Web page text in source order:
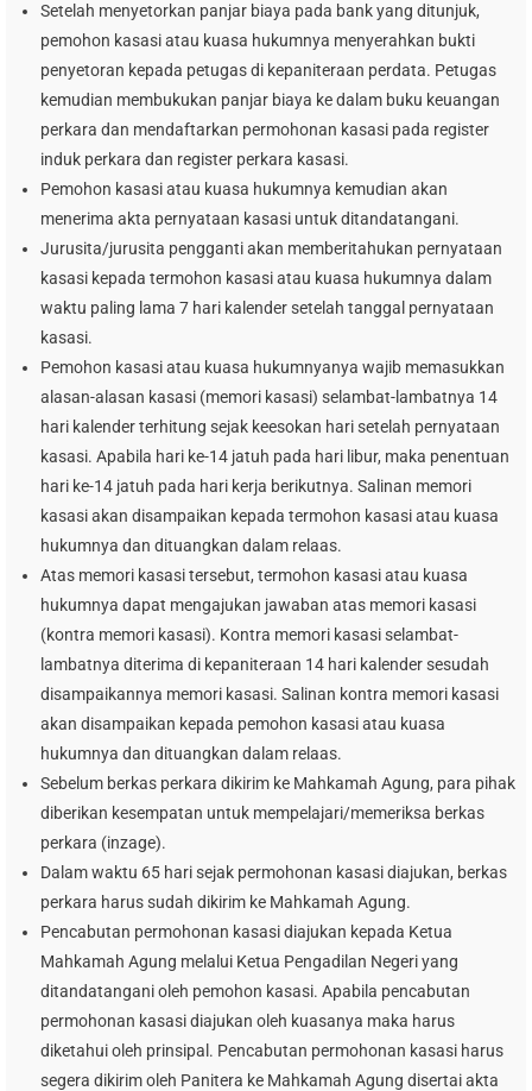
Setelah menyetorkan panjar biaya pada bank yang ditunjuk,
pemohon kasasi atau kuasa hukumnya menyerahkan bukti
penyetoran kepada petugas di kepaniteraan perdata. Petugas
kemudian membukukan panjar biaya ke dalam buku keuangan
perkara dan mendaftarkan permohonan kasasi pada register
induk perkara dan register perkara kasasi.
Pemohon kasasi atau kuasa hukumnya kemudian akan
menerima akta pernyataan kasasi untuk ditandatangani.
Jurusita/jurusita pengganti akan memberitahukan pernyataan
kasasi kepada termohon kasasi atau kuasa hukumnya dalam
waktu paling lama 7 hari kalender setelah tanggal pernyataan
kasasi.
Pemohon kasasi atau kuasa hukumnyanya wajib memasukkan
alasan-alasan kasasi (memori kasasi) selambat-lambatnya 14
hari kalender terhitung sejak keesokan hari setelah pernyataan
kasasi. Apabila hari ke-14 jatuh pada hari libur, maka penentuan
hari ke-14 jatuh pada hari kerja berikutnya. Salinan memori
kasasi akan disampaikan kepada termohon kasasi atau kuasa
hukumnya dan dituangkan dalam relaas.
Atas memori kasasi tersebut, termohon kasasi atau kuasa
hukumnya dapat mengajukan jawaban atas memori kasasi
(kontra memori kasasi). Kontra memori kasasi selambat-
lambatnya diterima di kepaniteraan 14 hari kalender sesudah
disampaikannya memori kasasi. Salinan kontra memori kasasi
akan disampaikan kepada pemohon kasasi atau kuasa
hukumnya dan dituangkan dalam relaas.
Sebelum berkas perkara dikirim ke Mahkamah Agung, para pihak
diberikan kesempatan untuk mempelajari/memeriksa berkas
perkara (inzage).
Dalam waktu 65 hari sejak permohonan kasasi diajukan, berkas
perkara harus sudah dikirim ke Mahkamah Agung.
Pencabutan permohonan kasasi diajukan kepada Ketua
Mahkamah Agung melalui Ketua Pengadilan Negeri yang
ditandatangani oleh pemohon kasasi. Apabila pencabutan
permohonan kasasi diajukan oleh kuasanya maka harus
diketahui oleh prinsipal. Pencabutan permohonan kasasi harus
segera dikirim oleh Panitera ke Mahkamah Agung disertai akta